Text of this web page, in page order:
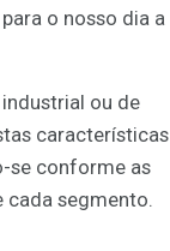
o nosso dia a
ou de
características
se conforme as
cada segmento.